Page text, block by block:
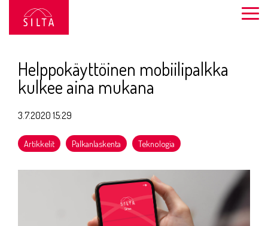
sisältöön.
Helppokäyttöinen mobiilipalkka
kulkee aina mukana
3.7.2020 15:29
Artikkelit Palkanlaskenta Teknologia